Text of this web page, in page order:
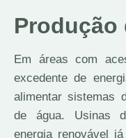
Produção
Em áreas com
excedente de
alimentar sistemas
de água. Usinas
energia renovável